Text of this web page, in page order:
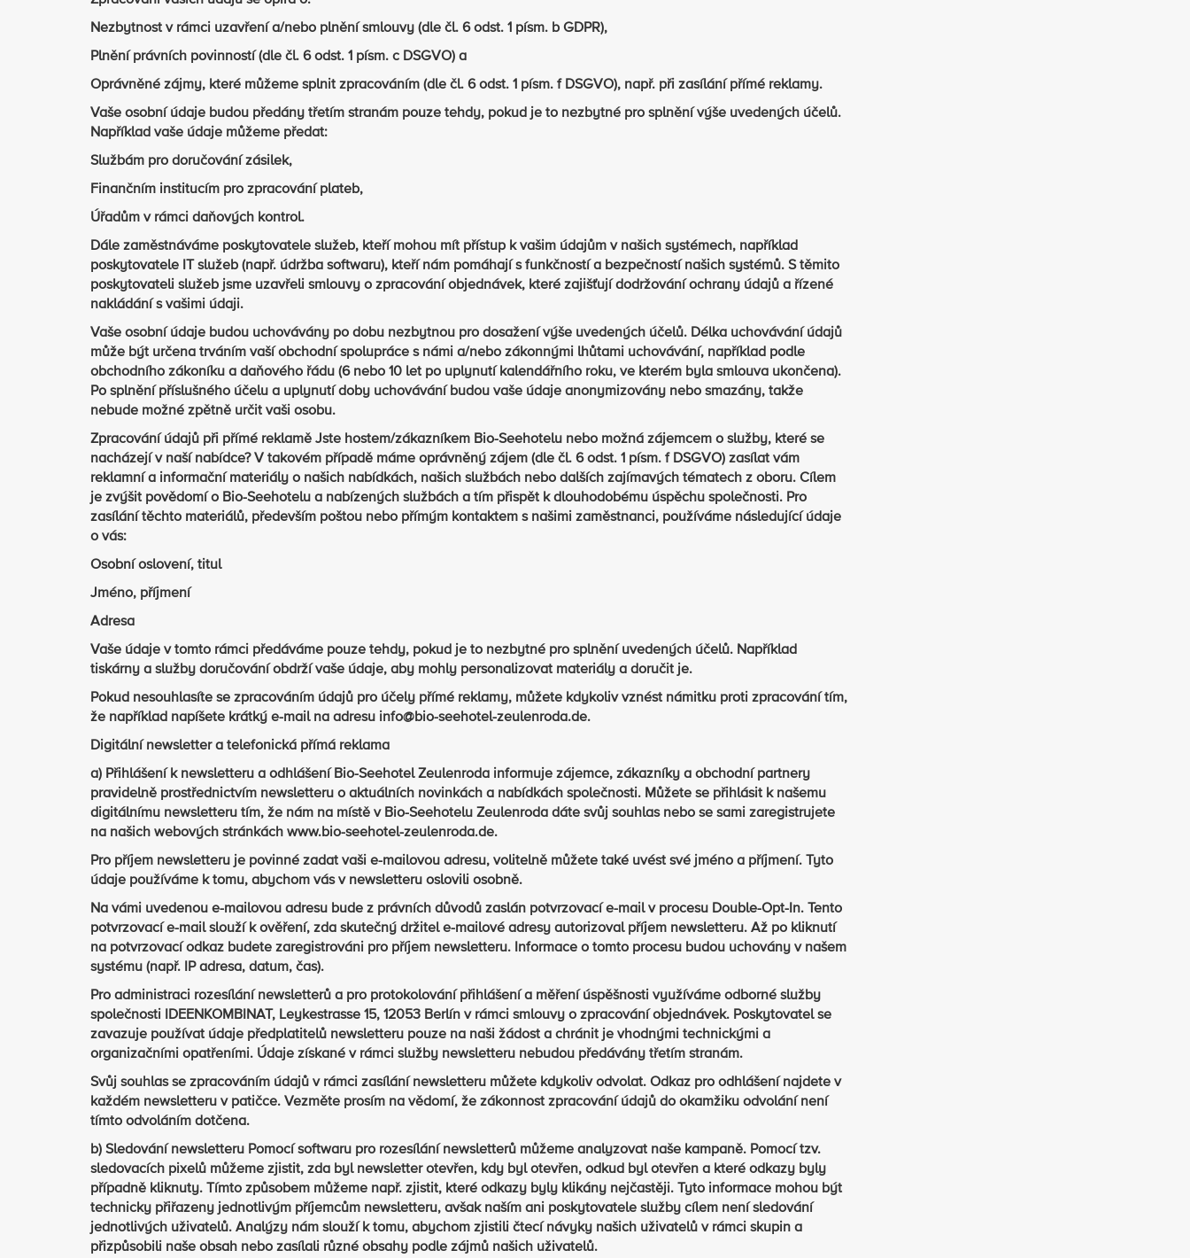
Nezbytnost v rámci uzavření a/nebo plnění smlouvy (dle čl. 6 odst. 1 písm. b GDPR),
Plnění právních povinností (dle čl. 6 odst. 1 písm. c DSGVO) a
Oprávněné zájmy, které můžeme splnit zpracováním (dle čl. 6 odst. 1 písm. f DSGVO), např. při zasílání přímé reklamy.
Vaše osobní údaje budou předány třetím stranám pouze tehdy, pokud je to nezbytné pro splnění výše uvedených účelů.
Například vaše údaje můžeme předat:
Službám pro doručování zásilek,
Finančním institucím pro zpracování plateb,
Úřadům v rámci daňových kontrol.
Dále zaměstnáváme poskytovatele služeb, kteří mohou mít přístup k vašim údajům v našich systémech, například
poskytovatele IT služeb (např. údržba softwaru), kteří nám pomáhají s funkčností a bezpečností našich systémů. S těmito
poskytovateli služeb jsme uzavřeli smlouvy o zpracování objednávek, které zajišťují dodržování ochrany údajů a řízené
nakládání s vašimi údaji.
Vaše osobní údaje budou uchovávány po dobu nezbytnou pro dosažení výše uvedených účelů. Délka uchovávání údajů
může být určena trváním vaší obchodní spolupráce s námi a/nebo zákonnými lhůtami uchovávání, například podle
obchodního zákoníku a daňového řádu (6 nebo 10 let po uplynutí kalendářního roku, ve kterém byla smlouva ukončena).
Po splnění příslušného účelu a uplynutí doby uchovávání budou vaše údaje anonymizovány nebo smazány, takže
nebude možné zpětně určit vaši osobu.
Zpracování údajů při přímé reklamě Jste hostem/zákazníkem Bio-Seehotelu nebo možná zájemcem o služby, které se
nacházejí v naší nabídce? V takovém případě máme oprávněný zájem (dle čl. 6 odst. 1 písm. f DSGVO) zasílat vám
reklamní a informační materiály o našich nabídkách, našich službách nebo dalších zajímavých tématech z oboru. Cílem
je zvýšit povědomí o Bio-Seehotelu a nabízených službách a tím přispět k dlouhodobému úspěchu společnosti. Pro
zasílání těchto materiálů, především poštou nebo přímým kontaktem s našimi zaměstnanci, používáme následující údaje
o vás:
Osobní oslovení, titul
Jméno, příjmení
Adresa
Vaše údaje v tomto rámci předáváme pouze tehdy, pokud je to nezbytné pro splnění uvedených účelů. Například
tiskárny a služby doručování obdrží vaše údaje, aby mohly personalizovat materiály a doručit je.
Pokud nesouhlasíte se zpracováním údajů pro účely přímé reklamy, můžete kdykoliv vznést námitku proti zpracování tím,
že například napíšete krátký e-mail na adresu info@bio-seehotel-zeulenroda.de.
Digitální newsletter a telefonická přímá reklama
a) Přihlášení k newsletteru a odhlášení Bio-Seehotel Zeulenroda informuje zájemce, zákazníky a obchodní partnery
pravidelně prostřednictvím newsletteru o aktuálních novinkách a nabídkách společnosti. Můžete se přihlásit k našemu
digitálnímu newsletteru tím, že nám na místě v Bio-Seehotelu Zeulenroda dáte svůj souhlas nebo se sami zaregistrujete
na našich webových stránkách www.bio-seehotel-zeulenroda.de.
Pro příjem newsletteru je povinné zadat vaši e-mailovou adresu, volitelně můžete také uvést své jméno a příjmení. Tyto
údaje používáme k tomu, abychom vás v newsletteru oslovili osobně.
Na vámi uvedenou e-mailovou adresu bude z právních důvodů zaslán potvrzovací e-mail v procesu Double-Opt-In. Tento
potvrzovací e-mail slouží k ověření, zda skutečný držitel e-mailové adresy autorizoval příjem newsletteru. Až po kliknutí
na potvrzovací odkaz budete zaregistrováni pro příjem newsletteru. Informace o tomto procesu budou uchovány v našem
systému (např. IP adresa, datum, čas).
Pro administraci rozesílání newsletterů a pro protokolování přihlášení a měření úspěšnosti využíváme odborné služby
společnosti IDEENKOMBINAT, Leykestrasse 15, 12053 Berlín v rámci smlouvy o zpracování objednávek. Poskytovatel se
zavazuje používat údaje předplatitelů newsletteru pouze na naši žádost a chránit je vhodnými technickými a
organizačními opatřeními. Údaje získané v rámci služby newsletteru nebudou předávány třetím stranám.
Svůj souhlas se zpracováním údajů v rámci zasílání newsletteru můžete kdykoliv odvolat. Odkaz pro odhlášení najdete v
každém newsletteru v patičce. Vezměte prosím na vědomí, že zákonnost zpracování údajů do okamžiku odvolání není
tímto odvoláním dotčena.
b) Sledování newsletteru Pomocí softwaru pro rozesílání newsletterů můžeme analyzovat naše kampaně. Pomocí tzv.
sledovacích pixelů můžeme zjistit, zda byl newsletter otevřen, kdy byl otevřen, odkud byl otevřen a které odkazy byly
případně kliknuty. Tímto způsobem můžeme např. zjistit, které odkazy byly klikány nejčastěji. Tyto informace mohou být
technicky přiřazeny jednotlivým příjemcům newsletteru, avšak naším ani poskytovatele služby cílem není sledování
jednotlivých uživatelů. Analýzy nám slouží k tomu, abychom zjistili čtecí návyky našich uživatelů v rámci skupin a
přizpůsobili naše obsah nebo zasílali různé obsahy podle zájmů našich uživatelů.